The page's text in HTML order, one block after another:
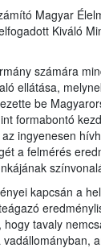
Magyar
Kiváló
számára
ellátása,
be
formabontó
ingyenesen
a felmérés
kapcsán a
tavaly